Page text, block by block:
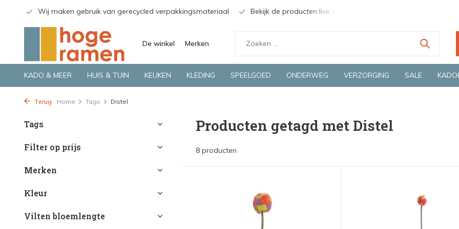
Wij maken gebruik van gerecycled verpakkingsmateriaal Bekijk de producten live in onze winkel in Deventer
De winkel Merken
KADO & MEER HUIS & TUIN KEUKEN KLEDING SPEELGOED ONDERWEG VERZORGING SALE
Terug Home Tags Distel
Tags
Filter op prijs
Merken
Kleur
Vilten bloemlengte
Producten getagd met Distel
8 producten